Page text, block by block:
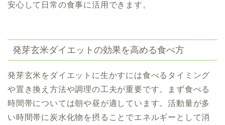
安心して日常の食事に活用できます。
発芽玄米ダイエットの効果を高める食べ方
発芽玄米をダイエットに生かすには食べるタイミング
や置き換え方法や調理の工夫が重要です。まず食べる
時間帯については朝や昼が適しています。活動量が多
い時間帯に炭水化物を摂ることでエネルギーとして消